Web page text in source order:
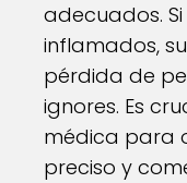
adecuados.
inflamados,
pérdida de
ignores. Es
médica para
preciso y